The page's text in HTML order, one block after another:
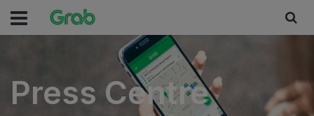
Press Centre
Press Centre